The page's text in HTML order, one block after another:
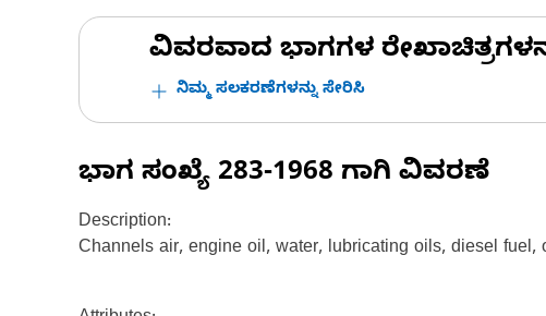
ವಿವರವಾದ ಭಾಗಗಳ
ನಿಮ್ಮ ಸಲಕರಣೆಗಳನ್ನು ಸೇರಿಸಿ
ಭಾಗ ಸಂಖ್ಯೆ 283-1968 ಗಾಗಿ ವಿವರಣೆ
Description:
Channels air, engine oil, water, lubricating oils, diesel